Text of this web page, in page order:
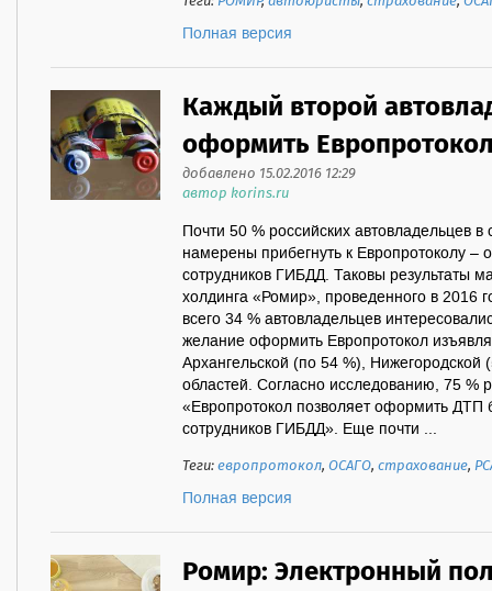
Полная версия
Каждый второй
оформить
добавлено 15.02.2016 12:29
автор korins.ru
Почти 50 % российских автовладельцев
намерены прибегнуть к Европротоколу
сотрудников ГИБДД. Таковы результаты
холдинга «Ромир», проведенного в 2016
всего 34 % автовладельцев
желание оформить Европротокол
Архангельской (по 54 %), Нижегородской
областей. Согласно исследованию, 75 %
«Европротокол позволяет оформить ДТП
сотрудников ГИБДД». Еще почти ...
Теги:европротокол,ОСАГО,страхование,
Полная версия
Ромир: Электронный